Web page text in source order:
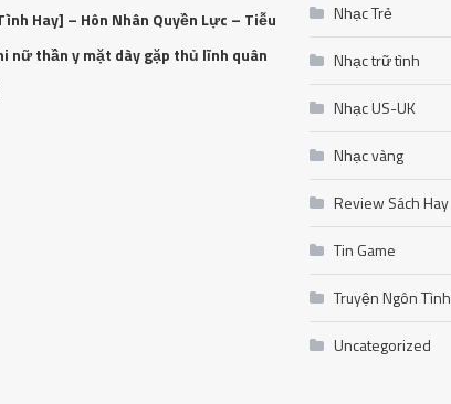
Hay] – Hôn Nhân Quyền Lực – Tiễu
nữ thần y mặt dày gặp thủ lĩnh quân
Nhạc Trẻ
Nhạc trữ tình
Nhạc US-UK
Nhạc vàng
Review Sách Hay
Tin Game
Truyện Ngôn Tình
Uncategorized